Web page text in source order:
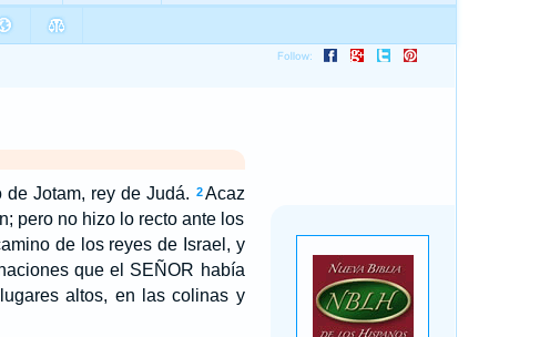
Jotam, rey de Judá. 2 Acaz
pero no hizo lo recto ante los
de los reyes de Israel, y
que el SEÑOR había
altos, en las colinas y